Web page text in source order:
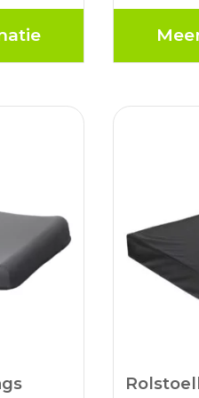
Koel en
de
door…
Koel